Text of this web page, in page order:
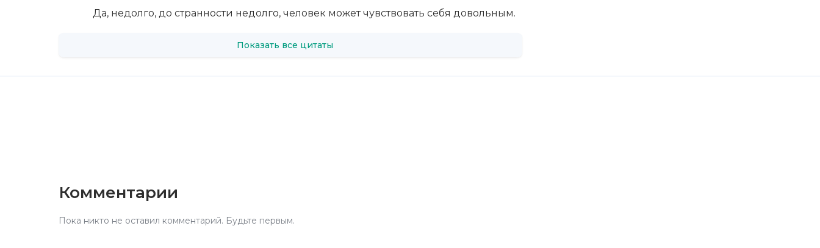
Да, недолго, до странности недолго, человек может чувствовать себя довольным.
Показать все цитаты
Комментарии
Пока никто не оставил комментарий. Будьте первым.